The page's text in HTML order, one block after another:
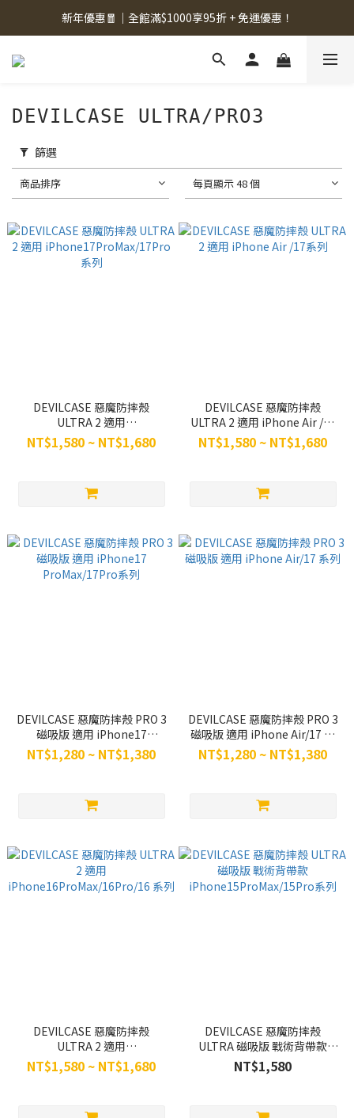
新年優惠🧧｜全館滿$1000享95折 + 免運優惠！
DEVILCASE ULTRA/PRO3
篩選
商品排序 每頁顯示 48 個
DEVILCASE 惡魔防摔殼
ULTRA 2 適用
iPhone17ProMax/17Pro 系列
NT$1,580 ~ NT$1,680
DEVILCASE 惡魔防摔殼
ULTRA 2 適用 iPhone Air /17
系列
NT$1,580 ~ NT$1,680
DEVILCASE 惡魔防摔殼 PRO 3
磁吸版 適用 iPhone17
ProMax/17Pro系列
NT$1,280 ~ NT$1,380
DEVILCASE 惡魔防摔殼 PRO 3
磁吸版 適用 iPhone Air/17 系
NT$1,280 ~ NT$1,380
DEVILCASE 惡魔防摔殼
ULTRA 2 適用
iPhone16ProMax/16Pro/16
系列
NT$1,580 ~ NT$1,680
DEVILCASE 惡魔防摔殼
ULTRA 磁吸版 戰術背帶款
iPhone15ProMax/15Pro系列
NT$1,580